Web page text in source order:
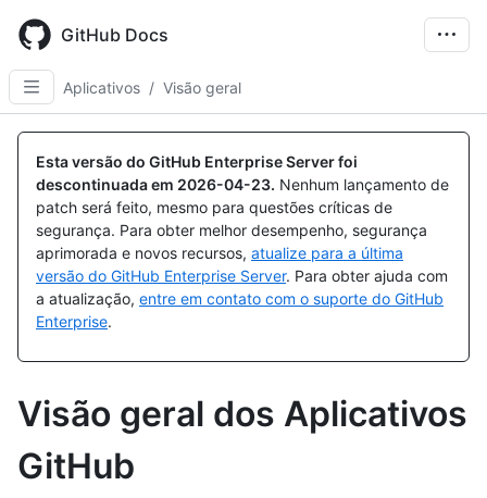
main
content
GitHub Docs
Aplicativos / Visão geral
Esta versão do GitHub Enterprise Server foi
descontinuada em 2026-04-23. Nenhum lançamento de
patch será feito, mesmo para questões críticas de
segurança. Para obter melhor desempenho, segurança
aprimorada e novos recursos, atualize para a última
versão do GitHub Enterprise Server. Para obter ajuda com
a atualização, entre em contato com o suporte do GitHub
Enterprise.
Visão geral dos Aplicativos
GitHub